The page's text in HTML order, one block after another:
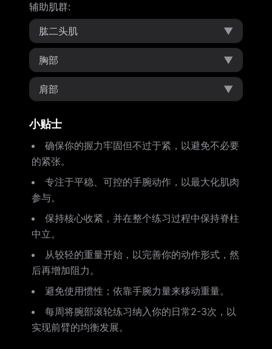
辅助肌群:
肱二头肌
▼
胸部 ▼
肩部 ▼
小贴士
确保你的握力牢固但不过于紧，以避免不必要
的紧张。
专注于平稳、可控的手腕动作，以最大化肌肉
参与。
保持核心收紧，并在整个练习过程中保持脊柱
中立。
从较轻的重量开始，以完善你的动作形式，然
后再增加阻力。
避免使用惯性；依靠手腕力量来移动重量。
每周将腕部滚轮练习纳入你的日常2-3次，以
实现前臂的均衡发展。